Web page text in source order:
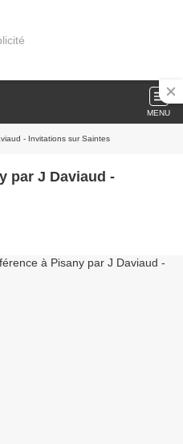
MENU
- Invitations sur Saintes
par J Daviaud -